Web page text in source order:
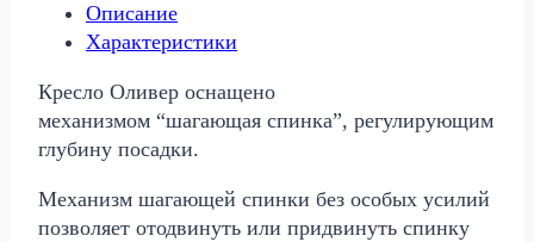
Описание
Характеристики
Кресло Оливер оснащено
механизмом “шагающая спинка”, регулирующим
глубину посадки.
Механизм шагающей спинки без особых усилий
позволяет отодвинуть или придвинуть спинку